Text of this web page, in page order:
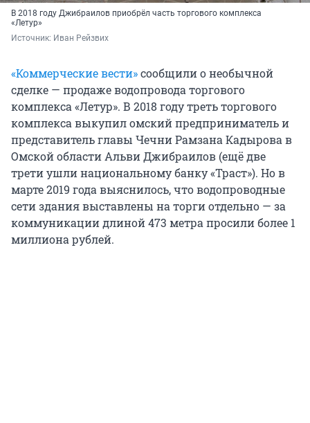
В 2018 году Джибраилов приобрёл часть торгового комплекса
«Летур»
Источник: Иван Рейзвих
«Коммерческие вести»сообщили о необычной
сделке — продаже водопровода торгового
комплекса «Летур». В 2018 году треть торгового
комплекса выкупил омский предприниматель и
представитель главы Чечни Рамзана Кадырова в
Омской области Альви Джибраилов (ещё две
трети ушли национальному банку «Траст»). Но в
марте 2019 года выяснилось, что водопроводные
сети здания выставлены на торги отдельно — за
коммуникации длиной 473 метра просили более 1
миллиона рублей.